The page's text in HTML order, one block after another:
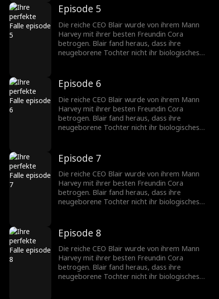
heimlich ihr befruchtetes Ei ausgetauscht.
Blair beschloss, sich zu rächen. Sie zog Coras
Tochter absichtlich als dummes Mädchen auf
und enthüllte die Wahrheit öffentlich, um alles
zurückzufordern...
Episode 5
Die reiche CEO Blair wurde von ihrem Mann
Harvey mit ihrer besten Freundin Cora
betrogen. Blair fand heraus, dass ihre
neugeborene Tochter nicht ihr biologisches
heimlich ihr befruchtetes Ei ausgetauscht.
Blair beschloss, sich zu rächen. Sie zog Coras
Tochter absichtlich als dummes Mädchen auf
und enthüllte die Wahrheit öffentlich, um alles
zurückzufordern...
Episode 6
Die reiche CEO Blair wurde von ihrem Mann
Harvey mit ihrer besten Freundin Cora
betrogen. Blair fand heraus, dass ihre
neugeborene Tochter nicht ihr biologisches
heimlich ihr befruchtetes Ei ausgetauscht.
Blair beschloss, sich zu rächen. Sie zog Coras
Tochter absichtlich als dummes Mädchen auf
und enthüllte die Wahrheit öffentlich, um alles
zurückzufordern...
Episode 7
Die reiche CEO Blair wurde von ihrem Mann
Harvey mit ihrer besten Freundin Cora
betrogen. Blair fand heraus, dass ihre
neugeborene Tochter nicht ihr biologisches
heimlich ihr befruchtetes Ei ausgetauscht.
Blair beschloss, sich zu rächen. Sie zog Coras
Tochter absichtlich als dummes Mädchen auf
und enthüllte die Wahrheit öffentlich, um alles
zurückzufordern...
Episode 8
Die reiche CEO Blair wurde von ihrem Mann
Harvey mit ihrer besten Freundin Cora
betrogen. Blair fand heraus, dass ihre
neugeborene Tochter nicht ihr biologisches